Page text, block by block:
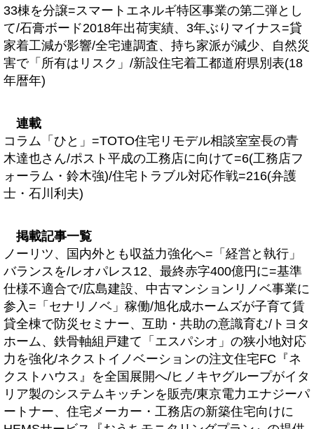
33棟を分譲=スマートエネルギ特区事業の第二弾とし
て/石膏ボード2018年出荷実績、3年ぶりマイナス=貸
家着工減が影響/全宅連調査、持ち家派が減少、自然災
害で「所有はリスク」/新設住宅着工都道府県別表(18
年暦年)
連載
コラム「ひと」=TOTO住宅リモデル相談室室長の青
木達也さん/ポスト平成の工務店に向けて=6(工務店フ
ォーラム・鈴木強)/住宅トラブル対応作戦=216(弁護
士・石川利夫)
掲載記事一覧
ノーリツ、国内外とも収益力強化へ=「経営と執行」
バランスを/レオパレス12、最終赤字400億円に=基準
仕様不適合で/広島建設、中古マンションリノベ事業に
参入=「セナリノベ」稼働/旭化成ホームズが子育て賃
貸全棟で防災セミナー、互助・共助の意識育む/トヨタ
ホーム、鉄骨軸組戸建て「エスパシオ」の狭小地対応
力を強化/ネクストイノベーションの注文住宅FC『ネ
クストハウス』を全国展開へ/ヒノキヤグループがイタ
リア製のシステムキッチンを販売/東京電力エナジーパ
ートナー、住宅メーカー・工務店の新築住宅向けに